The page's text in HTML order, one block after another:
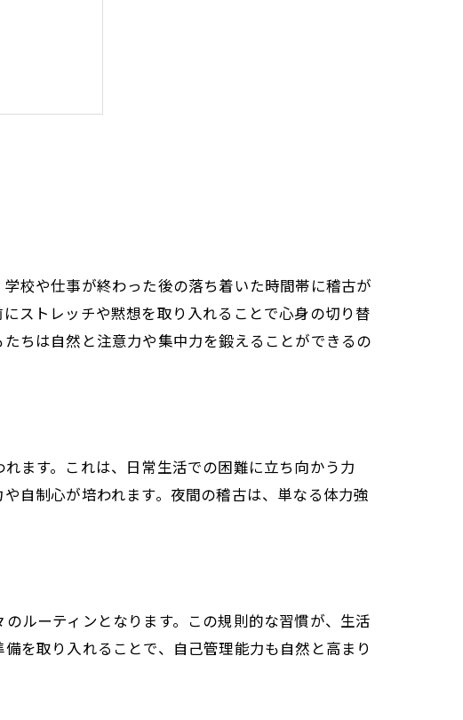
由
由
イント
訣
実現
組み
校や仕事が終わった後の落ち着いた時間帯に稽古が
ストレッチや黙想を取り入れることで心身の切り替
ちは自然と注意力や集中力を鍛えることができるの
ます。これは、日常生活での困難に立ち向かう力
自制心が培われます。夜間の稽古は、単なる体力強
ルーティンとなります。この規則的な習慣が、生活
を取り入れることで、自己管理能力も自然と高まり